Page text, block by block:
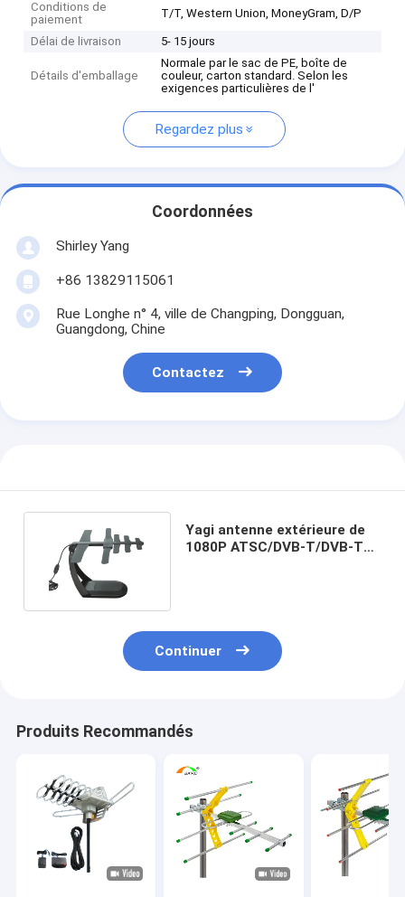
Conditions de
paiement
T/T, Western Union, MoneyGram, D/P
Délai de livraison 5- 15 jours
Détails d'emballage
Normale par le sac de PE, boîte de
couleur, carton standard. Selon les
exigences particulières de l'
Regardez plus
Coordonnées
Shirley Yang
+86 13829115061
Rue Longhe n° 4, ville de Changping, Dongguan,
Guangdong, Chine
Contactez
Yagi antenne extérieure de
1080P ATSC/DVB-T/DVB-T2
Continuer
Produits Recommandés